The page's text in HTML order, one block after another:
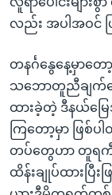
လည်း အပါအဝင် ဖ
တနင်္ဂနွေနေ့မှာတ
သဘောတူညီချက်ကြ
ထားခဲ့တဲ့ ဒီနယ်မြ
ကြတော့မှာ ဖြစ်ပ
တပ်တွေဟာ တူရကီနဲ့
ထိန်းချုပ်ထားပြီး